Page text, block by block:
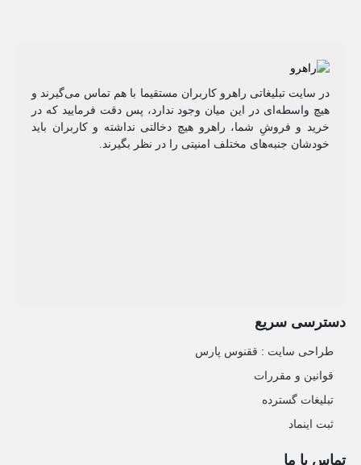
در سایت تبلیغاتی راهرو کاربران مستقیما با هم تماس می‌گیرند و
هیچ واسطه‌ای در این میان وجود ندارد، پس دقت فرمایید که در
خرید و فروشِ شما، راهرو هیچ دخالتی نداشته و کاربران باید
خودشان جنبه‌های مختلف امنیتی را در نظر بگیرند.
دسترسی سریع
طراحی سایت :‌ ققنوس پارس
قوانین و مقررات
تبلیغات گسترده
ثبت اینماد
تماس با ما